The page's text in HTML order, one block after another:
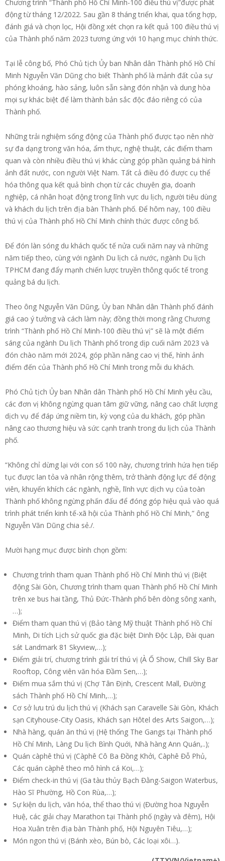
Chương trình “Thành phố Hồ Chí Minh-100 điều thú vị”được phát
động từ tháng 12/2022. Sau gần 8 tháng triển khai, qua tổng hợp,
đánh giá và chọn lọc, Hội đồng xét chọn ra kết quả 100 điều thú vị
của Thành phố năm 2023 tương ứng với 10 hạng mục chính thức.
Tại lễ công bố, Phó Chủ tịch Ủy ban Nhân dân Thành phố Hồ Chí
Minh Nguyễn Văn Dũng cho biết Thành phố là mảnh đất của sự
phóng khoáng, hào sảng, luôn sẵn sàng đón nhận và dung hòa
mọi sự khác biệt để làm thành bản sắc độc đáo riêng có của
Thành phố.
Những trải nghiệm sống động của Thành phố được tạo nên nhờ
sự đa dạng trong văn hóa, ẩm thực, nghệ thuật, các điểm tham
quan và còn nhiều điều thú vị khác cùng góp phần quảng bá hình
ảnh đất nước, con người Việt Nam. Tất cả điều đó được cụ thể
hóa thông qua kết quả bình chọn từ các chuyên gia, doanh
nghiệp, cá nhân hoạt động trong lĩnh vực du lịch, người tiêu dùng
và khách du lịch trên địa bàn Thành phố. Để hôm nay, 100 điều
thú vị của Thành phố Hồ Chí Minh chính thức được công bố.
Để đón làn sóng du khách quốc tế nửa cuối năm nay và những
năm tiếp theo, cùng với ngành Du lịch cả nước, ngành Du lịch
TPHCM đang đẩy mạnh chiến lược truyền thông quốc tế trong
quảng bá du lịch.
Theo ông Nguyễn Văn Dũng, Ủy ban Nhân dân Thành phố đánh
giá cao ý tưởng và cách làm này; đồng thời mong rằng Chương
trình “Thành phố Hồ Chí Minh-100 điều thú vị” sẽ là một điểm
sáng của ngành Du lịch Thành phố trong dịp cuối năm 2023 và
đón chào năm mới 2024, góp phần nâng cao vị thế, hình ảnh
điểm đến của Thành phố Hồ Chí Minh trong mỗi du khách.
Phó Chủ tịch Ủy ban Nhân dân Thành phố Hồ Chí Minh yêu cầu,
các đơn vị không ngừng quan tâm giữ vững, nâng cao chất lượng
dịch vụ để đáp ứng niềm tin, kỳ vọng của du khách, góp phần
nâng cao thương hiệu và sức cạnh tranh trong du lịch của Thành
phố.
“Không chỉ dừng lại với con số 100 này, chương trình hứa hẹn tiếp
tục được lan tỏa và nhân rộng thêm, trở thành động lực để động
viên, khuyến khích các ngành, nghề, lĩnh vực dịch vụ của toàn
Thành phố không ngừng phấn đấu để đóng góp hiệu quả vào quá
trình phát triển kinh tế-xã hội của Thành phố Hồ Chí Minh,” ông
Nguyễn Văn Dũng chia sẻ./.
Mười hạng mục được bình chọn gồm:
Chương trình tham quan Thành phố Hồ Chí Minh thú vị (Biệt
động Sài Gòn, Chương trình tham quan Thành phố Hồ Chí Minh
trên xe bus hai tầng, Thủ Đức-Thành phố bên dòng sông xanh,
…);
Điểm tham quan thú vị (Bảo tàng Mỹ thuật Thành phố Hồ Chí
Minh, Di tích Lịch sử quốc gia đặc biệt Dinh Độc Lập, Đài quan
sát Landmark 81 Skyview,…);
Điểm giải trí, chương trình giải trí thú vị (À Ố Show, Chill Sky Bar
Rooftop, Công viên văn hóa Đầm Sen,…);
Điểm mua sắm thú vị (Chợ Tân Định, Crescent Mall, Đường
sách Thành phố Hồ Chí Minh,…);
Cơ sở lưu trú du lịch thú vị (Khách sạn Caravelle Sài Gòn, Khách
sạn Cityhouse-City Oasis, Khách sạn Hôtel des Arts Saigon,…);
Nhà hàng, quán ăn thú vị (Hệ thống The Gangs tại Thành phố
Hồ Chí Minh, Làng Du lịch Bình Quới, Nhà hàng Ann Quán,..);
Quán càphê thú vị (Càphê Cô Ba Đồng Khởi, Càphê Đỗ Phủ,
Các quán càphê theo mô hình cá Koi,…);
Điểm check-in thú vị (Ga tàu thủy Bạch Đằng-Saigon Waterbus,
Hào Sĩ Phường, Hồ Con Rùa,…);
Sự kiện du lịch, văn hóa, thể thao thú vị (Đường hoa Nguyễn
Huệ, các giải chạy Marathon tại Thành phố (ngày và đêm), Hội
Hoa Xuân trên địa bàn Thành phố, Hội Nguyên Tiêu,…);
Món ngon thú vị (Bánh xèo, Bún bò, Các loại xôi…).